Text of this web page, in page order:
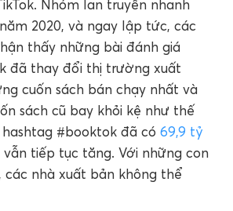
Nhóm lan truyền nhanh
2020, và ngay lập tức, các
thấy những bài đánh giá
đã thay đổi thị trường xuất
cuốn sách bán chạy nhất và
sách cũ bay khỏi kệ như thế
hashtag #booktok đã có 69,9 tỷ
tiếp tục tăng. Với những con
các nhà xuất bản không thể